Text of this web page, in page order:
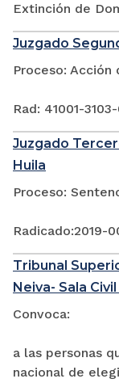
Extinción de
Juzgado
Proceso: Acción
Rad: 41001-
Juzgado
Huila
Proceso:
Radicado:2019-
Tribunal
Neiva- Sala
Convoca:
a las personas
nacional de